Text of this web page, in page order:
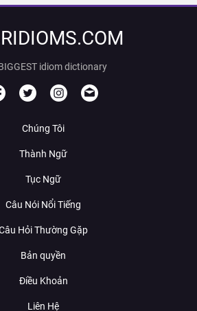
idiom dictionary
Chúng Tôi
Thành Ngữ
Tục Ngữ
Câu Nói Nổi Tiếng
Hỏi Thường Gặp
Bản quyền
Điều Khoản
Liên Hệ